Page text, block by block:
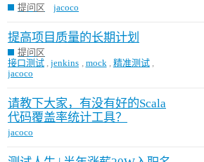
提问区 jacoco
提高项目质量的长期计划
提问区
接口测试 ,jenkins , mock , 精准测试 ,
jacoco
请教下大家，有没有好的Scala
代码覆盖率统计工具？
jacoco